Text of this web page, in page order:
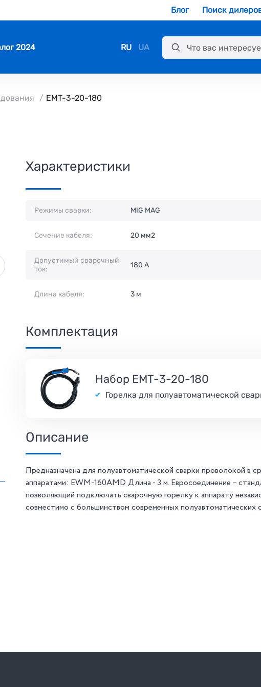
Блог Поиск
2024 RU UA
EMT-3-20-180
Характеристики
Режимы сварки: MIG MAG
Сечение кабеля: 20 мм2
Допустимый сварочный
ток:
180 А
Длина кабеля: 3 м
Комплектация
Набор EMT-3-20-180
Горелка для полуавтоматической
Описание
Предназначена для полуавтоматической сварки проволокой в
аппаратами: EWM-160AMD Длина - 3 м. Евросоединение –
позволяющий подключать сварочную горелку к аппарату
совместимо с большинством современных полуавтоматических